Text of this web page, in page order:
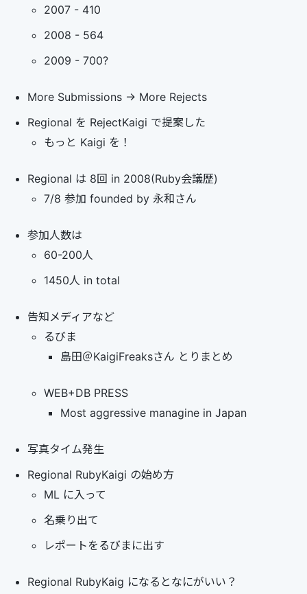
2007 - 410
2008 - 564
2009 - 700?
More Submissions -> More Rejects
Regional を RejectKaigi で提案した
もっと Kaigi を！
Regional は 8回 in 2008(Ruby会議歴)
7/8 参加 founded by 永和さん
参加人数は
60-200人
1450人 in total
告知メディアなど
るびま
島田＠KaigiFreaksさん とりまとめ
WEB+DB PRESS
Most aggressive managine in Japan
写真タイム発生
Regional RubyKaigi の始め方
ML に入って
名乗り出て
レポートをるびまに出す
Regional RubyKaig になるとなにがいい？